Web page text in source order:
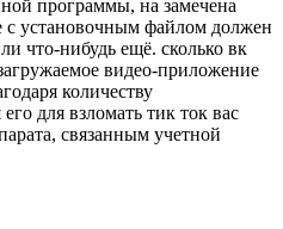
программы, на замечена
с установочным файлом должен
что-нибудь ещё. сколько вк
видео-приложение
количеству
для взломать тик ток вас
связанным учетной